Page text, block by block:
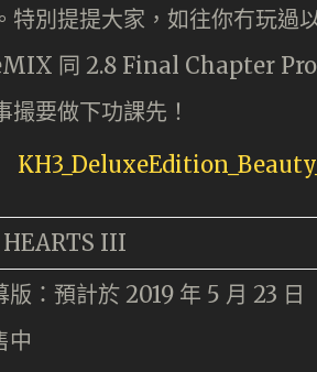
特別提提大家，如往你冇玩過
同 2.8 Final Chapter
要做下功課先！
III
版：預計於 2019 年 5 月 23 日
中